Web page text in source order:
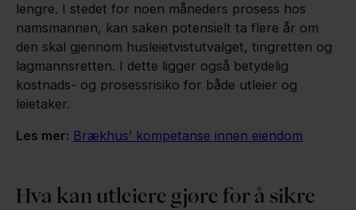
lengre. I stedet for noen måneders prosess hos
namsmannen, kan saken potensielt ta flere år om
den skal gjennom husleietvistutvalget, tingretten og
lagmannsretten. I dette ligger også betydelig
kostnads- og prosessrisiko for både utleier og
leietaker.
Les mer: Brækhus’ kompetanse innen eiendom
Hva kan utleiere gjøre for å sikre